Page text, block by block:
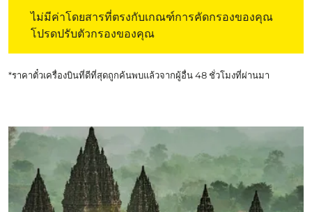
ไม่มีค่าโดยสารที่ตรงกับเกณฑ์การคัดกรองของคุณ
โปรดปรับตัวกรองของคุณ
*ราคาตั๋วเครื่องบินที่ดีที่สุดถูกค้นพบแล้วจากผู้อื่น 48 ชั่วโมงที่ผ่านมา